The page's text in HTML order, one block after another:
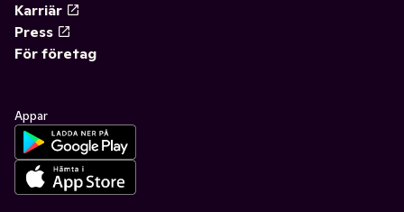
Karriär
Press
För företag
Appar